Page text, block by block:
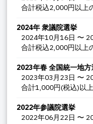
合計税込2,000円以上
2024年 衆議院選挙
2024年10月16日 〜
合計税込2,000円以上
2023年春 全国統一地方
2023年03月23日 〜
合計1,000円(税込)以
2022年参議院選挙
2022年06月22日 〜